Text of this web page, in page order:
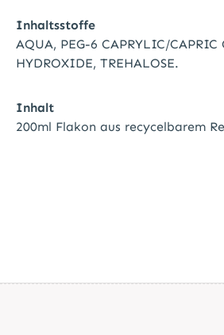
Inhaltsstoffe
AQUA, PEG-6 CAPRYLIC/
HYDROXIDE, TREHALOSE.
Inhalt
200ml Flakon aus recycelbarem